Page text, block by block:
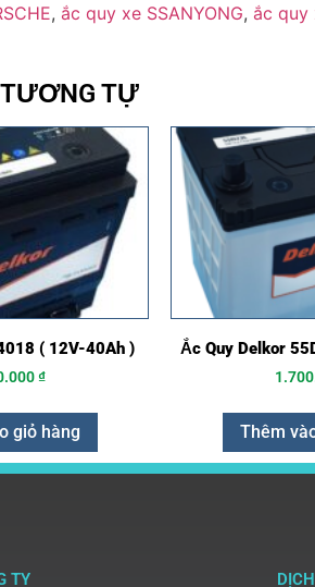
, ắc quy xe SSANYONG, ắc quy
TỰ
( 12V-40Ah )
₫
giỏ hàng
Ắc Quy Delkor
Thêm
TY